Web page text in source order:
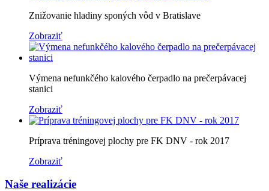
Znižovanie hladiny sponých vôd v Bratislave
Zobraziť
Výmena nefunkčého kalového čerpadlo na prečerpávacej
stanici
Zobraziť
Príprava tréningovej plochy pre FK DNV - rok 2017
Zobraziť
Naše realizácie